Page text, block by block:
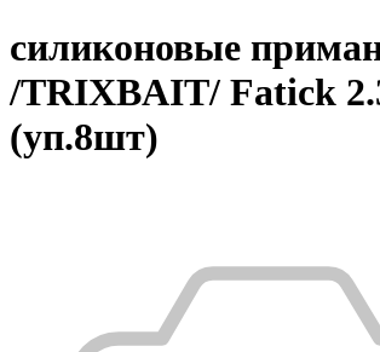
силиконовые
/TRIXBAIT/ Fatick
(уп.8шт)